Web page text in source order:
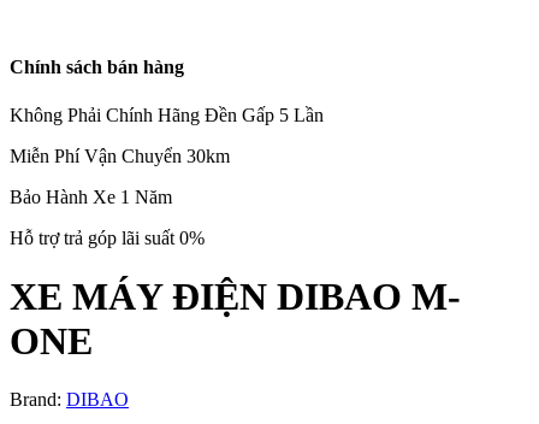
Chính sách bán hàng
Không Phải Chính Hãng Đền Gấp 5 Lần
Miễn Phí Vận Chuyển 30km
Bảo Hành Xe 1 Năm
Hỗ trợ trả góp lãi suất 0%
XE MÁY ĐIỆN DIBAO M-
ONE
Brand: DIBAO